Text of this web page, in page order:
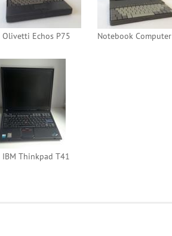
Olivetti Echos P75
IBM Thinkpad T41